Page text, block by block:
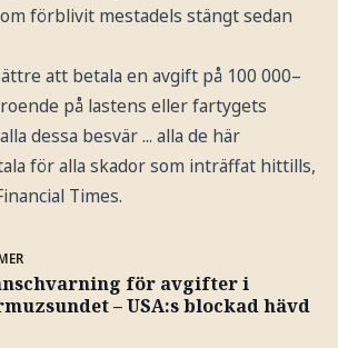
förblivit mestadels stängt sedan
att betala en avgift på 100 000–
på lastens eller fartygets
dessa besvär ... alla de här
för alla skador som inträffat hittills,
Times.
för avgifter i
– USA:s blockad hävd